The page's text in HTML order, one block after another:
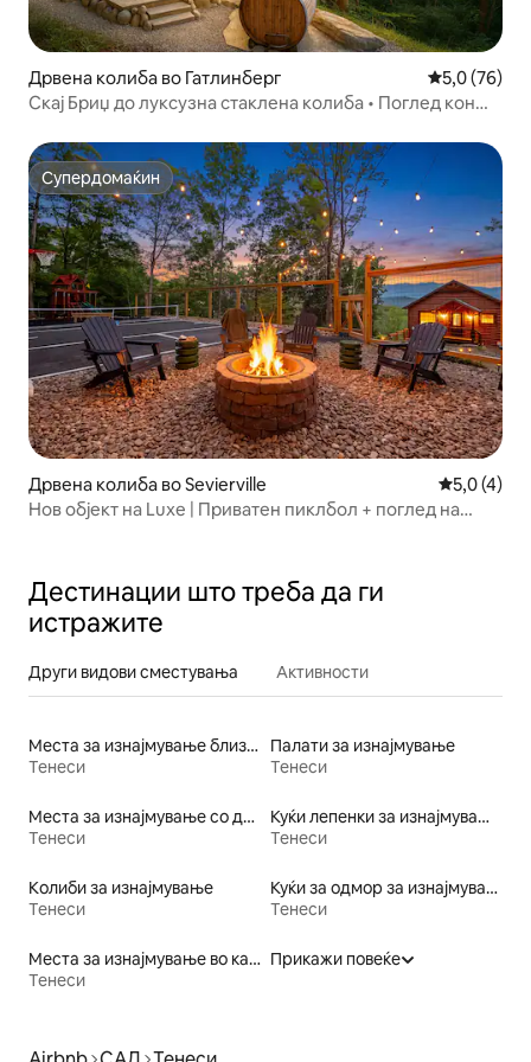
Дрвена колиба во Гатлинберг Просечна
5,0 (76)
Скај Бриџ до луксузна стаклена колиба • Поглед кон
Супердомаќин
Супердомаќин
Дрвена колиба во Sevierville Просечна
5,0 (4)
Нов објект на Luxe | Приватен пиклбол + поглед на
Дестинации што треба да ги
истражите
Други видови сместувања Активности
Места за изнајмување близу ски-патека
Тенеси
Палати за изнајмување
Тенеси
Места за изнајмување со длабока када
Тенеси
Куќи лепенки за изнајмување
Тенеси
Колиби за изнајмување
Тенеси
Куќи за одмор за изнајмување
Тенеси
Места за изнајмување во кампинг простор
Тенеси
Прикажи повеќе